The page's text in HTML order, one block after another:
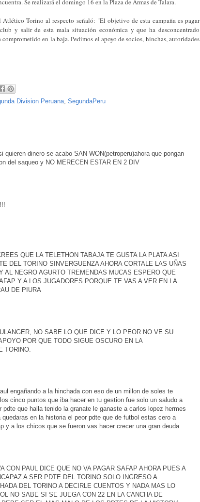
Se realizará el domingo 16 en la Plaza de Armas de Talara.
Atlético Torino al respecto señaló: "El objetivo de esta campaña es pagar
y salir de esta mala situación económica y que ha desconcentrado
en la baja. Pedimos el apoyo de socios, hinchas, autoridades
Division Peruana SegundaPeru
quieren dinero se acabo SAN WON(petroperu)ahora que pongan
del saqueo y NO MERECEN ESTAR EN 2 DIV
QUE LA TELETHON TABAJA TE GUSTA LA PLATA ASI
DEL TORINO SINVERGUENZA AHORA CORTALE LAS UÑAS
AL NEGRO AGURTO TREMENDAS MUCAS ESPERO QUE
Y A LOS JUGADORES PORQUE TE VAS A VER EN LA
DE PIURA
NO SABE LO QUE DICE Y LO PEOR NO VE SU
POR QUE TODO SIGUE OSCURO EN LA
TORINO.
engañando a la hinchada con eso de un millon de soles te
cinco puntos que iba hacer en tu gestion fue solo un saludo a
pdte que halla tenido la granate le ganaste a carlos lopez hermes
en la historia el peor pdte que de futbol estas cero a
y a los chicos que se fueron vas hacer crecer una gran deuda
CON PAUL DICE QUE NO VA PAGAR SAFAP AHORA PUES A
A SER PDTE DEL TORINO SOLO INGRESO A
DEL TORINO A DECIRLE CUENTOS Y NADA MAS LO
NO SABE SI SE JUEGA CON 22 EN LA CANCHA DE